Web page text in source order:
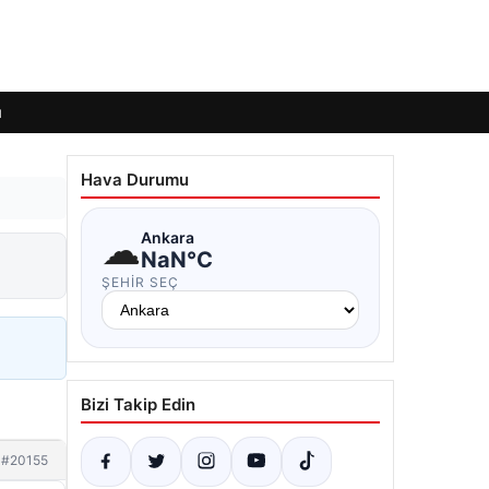
#20155
Hava Durumu
☁Ankara
NaN°C
ŞEHIR SEÇ
Bizi Takip Edin